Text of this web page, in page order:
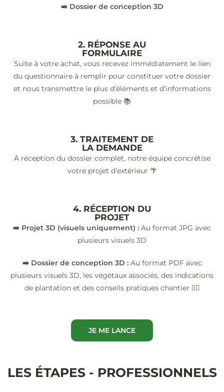
➡️ Dossier de conception 3D
2. RÉPONSE AU
FORMULAIRE
Suite à votre achat, vous recevez immédiatement le lien
du questionnaire à remplir pour constituer votre dossier
et nous transmettre le plus d’éléments et d’informations
possible 📚
3. TRAITEMENT DE
LA DEMANDE
À réception du dossier complet, notre équipe concrétise
votre projet d’extérieur 🌴
4. RÉCEPTION DU
PROJET
➡️ Projet 3D (visuels uniquement) : Au format JPG avec
plusieurs visuels 3D
➡️ Dossier de conception 3D :Au format PDF avec
plusieurs visuels 3D, les végétaux associés, des indications
de plantation et des conseils pratiques chantier 👷‍♂️
JE ME LANCE
LES ÉTAPES - PROFESSIONNELS